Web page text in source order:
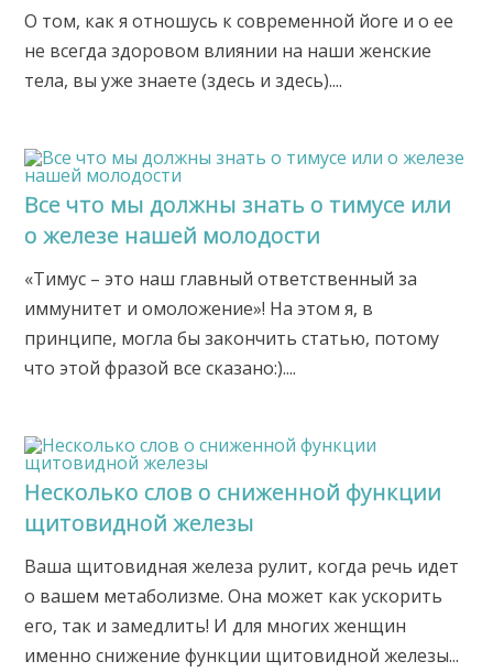
О том, как я отношусь к современной йоге и о ее
не всегда здоровом влиянии на наши женские
тела, вы уже знаете (здесь и здесь)....
Все что мы должны знать о тимусе или
о железе нашей молодости
«Тимус – это наш главный ответственный за
иммунитет и омоложение»! На этом я, в
принципе, могла бы закончить статью, потому
что этой фразой все сказано:)....
Несколько слов о сниженной функции
щитовидной железы
Ваша щитовидная железа рулит, когда речь идет
о вашем метаболизме. Она может как ускорить
его, так и замедлить! И для многих женщин
именно снижение функции щитовидной железы...